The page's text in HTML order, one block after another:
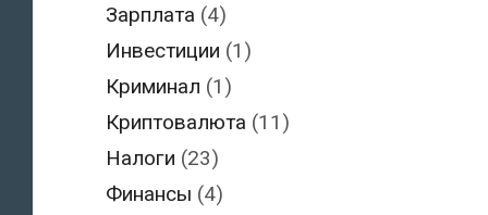
Зарплата (4)
Инвестиции (1)
Криминал (1)
Криптовалюта (11)
Налоги (23)
Финансы (4)